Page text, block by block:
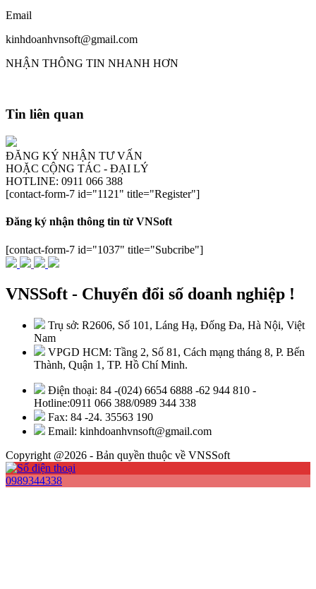
Email
kinhdoanhvnsoft@gmail.com
NHẬN THÔNG TIN NHANH HƠN
Tin liên quan
ĐĂNG KÝ NHẬN TƯ VẤN
HOẶC CỘNG TÁC - ĐẠI LÝ
HOTLINE: 0911 066 388
[contact-form-7 id="1121" title="Register"]
Đăng ký nhận thông tin từ VNSoft
[contact-form-7 id="1037" title="Subcribe"]
VNSSoft - Chuyển đổi số doanh nghiệp !
Trụ sở: R2606, Số 101, Láng Hạ, Đống Đa, Hà Nội, Việt
Nam
VPGD HCM: Tầng 2, Số 81, Cách mạng tháng 8, P. Bến
Thành, Quận 1, TP. Hồ Chí Minh.
Điện thoại: 84 -(024) 6654 6888 -62 944 810 -
Hotline:0911 066 388/0989 344 338
Fax: 84 -24. 35563 190
Email: kinhdoanhvnsoft@gmail.com
Copyright @2026 - Bản quyền thuộc về VNSSoft
0989344338